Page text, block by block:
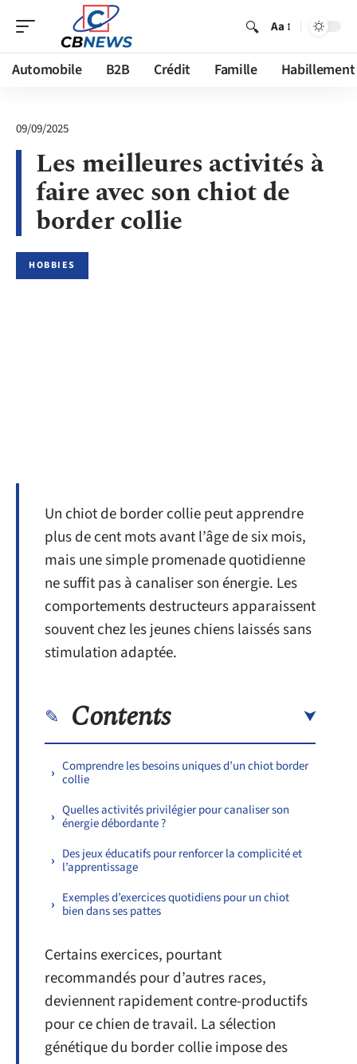
Aa
Automobile B2B Crédit Famille Habillement
09/09/2025
Les meilleures activités à
faire avec son chiot de
border collie
HOBBIES
Un chiot de border collie peut apprendre
plus de cent mots avant l’âge de six mois,
mais une simple promenade quotidienne
ne suffit pas à canaliser son énergie. Les
comportements destructeurs apparaissent
souvent chez les jeunes chiens laissés sans
stimulation adaptée.
Contents
Comprendre les besoins uniques d’un chiot border
collie
Quelles activités privilégier pour canaliser son
énergie débordante ?
Des jeux éducatifs pour renforcer la complicité et
l’apprentissage
Exemples d’exercices quotidiens pour un chiot
bien dans ses pattes
Certains exercices, pourtant
recommandés pour d’autres races,
deviennent rapidement contre-productifs
pour ce chien de travail. La sélection
génétique du border collie impose des